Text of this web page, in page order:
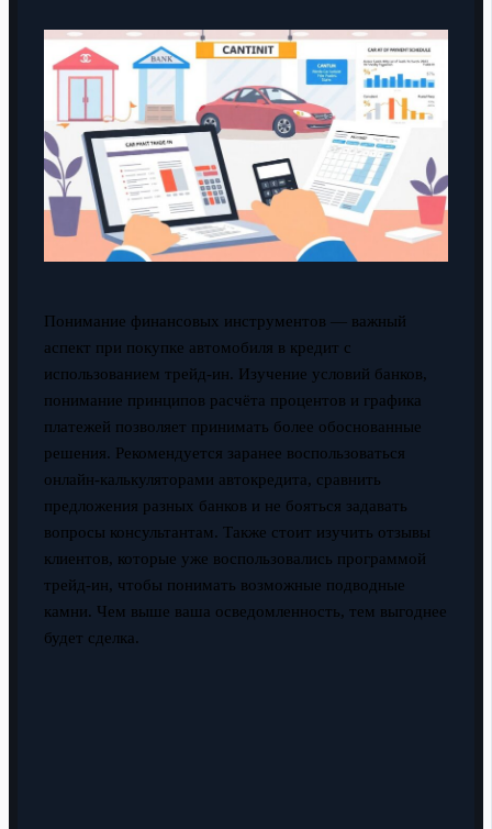
Понимание финансовых инструментов — важный
аспект при покупке автомобиля в кредит с
использованием трейд-ин. Изучение условий банков,
понимание принципов расчёта процентов и графика
платежей позволяет принимать более обоснованные
решения. Рекомендуется заранее воспользоваться
онлайн-калькуляторами автокредита, сравнить
предложения разных банков и не бояться задавать
вопросы консультантам. Также стоит изучить отзывы
клиентов, которые уже воспользовались программой
трейд-ин, чтобы понимать возможные подводные
камни. Чем выше ваша осведомленность, тем выгоднее
будет сделка.